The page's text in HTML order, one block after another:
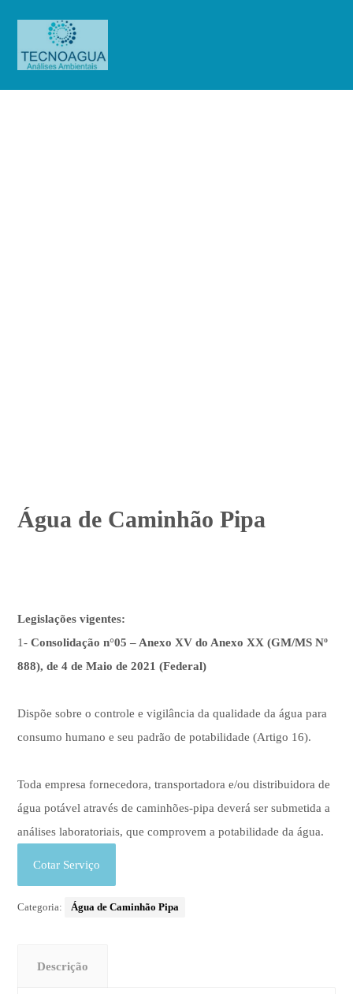
Água de Caminhão Pipa
Legislações vigentes:
1-Consolidação n°05 – Anexo XV do Anexo XX (GM/MS Nº
888), de 4 de Maio de 2021 (Federal)
Dispõe sobre o controle e vigilância da qualidade da água para
consumo humano e seu padrão de potabilidade (Artigo 16).
Toda empresa fornecedora, transportadora e/ou distribuidora de
água potável através de caminhões-pipa deverá ser submetida a
análises laboratoriais, que comprovem a potabilidade da água.
Cotar Serviço
Categoria: Água de Caminhão Pipa
Descrição